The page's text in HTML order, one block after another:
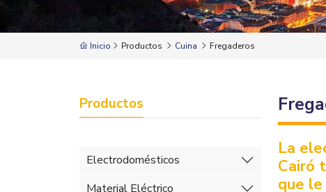
Inicio Productos Cuina Fregaderos
Productos
Electrodomésticos
Material Eléctrico
La
Cairó
que